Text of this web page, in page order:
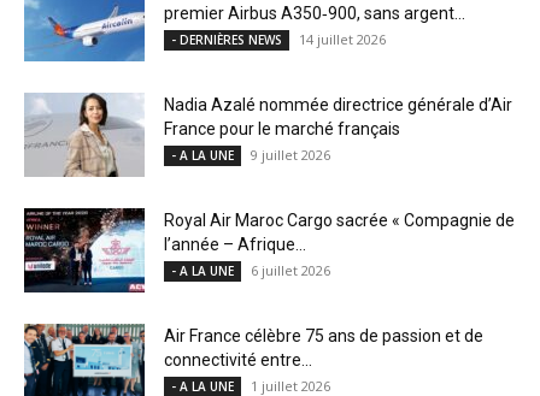
premier Airbus A350‑900, sans argent...
- DERNIÈRES NEWS 14 juillet 2026
Nadia Azalé nommée directrice générale d’Air
France pour le marché français
- A LA UNE 9 juillet 2026
Royal Air Maroc Cargo sacrée « Compagnie de
l’année – Afrique...
- A LA UNE 6 juillet 2026
Air France célèbre 75 ans de passion et de
connectivité entre...
- A LA UNE 1 juillet 2026